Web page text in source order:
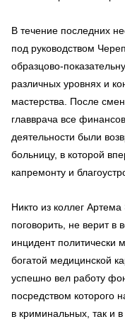
В течение последних
под руководством
образцово-
различных уровнях и
мастерства. После
главврача все
деятельности были
больницу, в которой
капремонту и
Никто из коллег
поговорить, не верит в
инцидент
богатой медицинской
успешно вел работу
посредством которого
в криминальных, так и